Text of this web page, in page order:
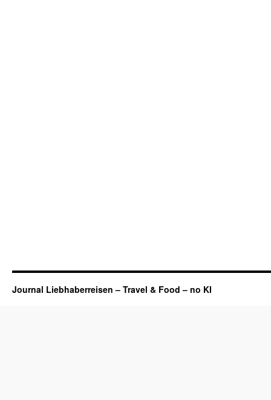
Journal Liebhaberreisen – Travel & Food – no KI